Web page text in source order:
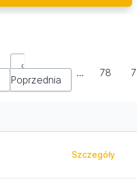
‹
Poprzednia
… 78
Szczegóły